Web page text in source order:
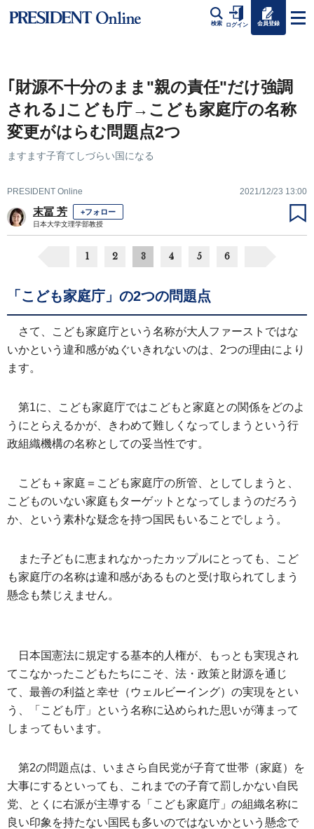
検索 ログイン 会員登録
｢財源不十分のまま"親の責任"だけ強調
される｣こども庁→こども家庭庁の名称
変更がはらむ問題点2つ
ますます子育てしづらい国になる
PRESIDENT Online 2021/12/23 13:00
末冨 芳 +フォロー
日本大学文理学部教授
1 2 3 4 5 6
「こども家庭庁」の2つの問題点
さて、こども家庭庁という名称が大人ファーストではな
いかという違和感がぬぐいきれないのは、2つの理由により
ます。
第1に、こども家庭庁ではこどもと家庭との関係をどのよ
うにとらえるかが、きわめて難しくなってしまうという行
政組織機構の名称としての妥当性です。
こども＋家庭＝こども家庭庁の所管、としてしまうと、
こどものいない家庭もターゲットとなってしまうのだろう
か、
という素朴な疑念を持つ国民もいることでしょう。
また子どもに恵まれなかったカップルにとっても、こど
も家庭庁の名称は違和感があるものと受け取られてしまう
懸念も禁じえません。
日本国憲法に規定する基本的人権が、もっとも実現され
てこなかったこどもたちにこそ、法・政策と財源を通じ
て、最善の利益と幸せ（ウェルビーイング）の実現をとい
う、「こども庁」という名称に込められた思いが薄まって
しまってもいます。
第2の問題点は、いまさら自民党が子育て世帯（家庭）を
大事にするといっても、これまでの子育て罰しかない自民
党、とくに右派が主導する「こども家庭庁」の組織名称に
良い印象を持たない国民も多いのではないかという懸念で